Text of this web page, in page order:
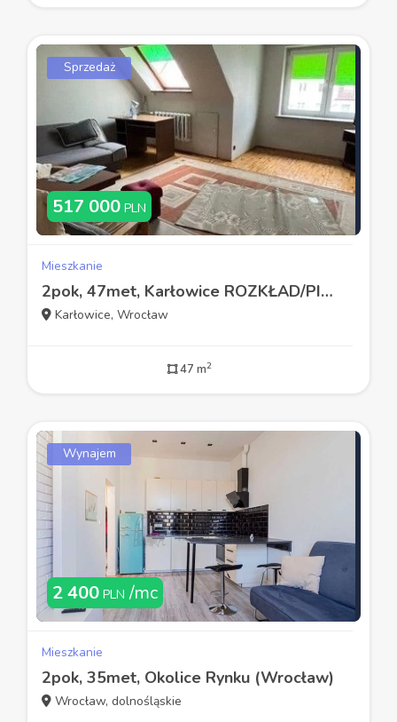
Sprzedaż
517 000 PLN
Mieszkanie
2pok, 47met, Karłowice ROZKŁAD/PIWNICA/WINDA (Wrocław)
Karłowice, Wrocław
47 m2
Wynajem
2 400 PLN /mc
Mieszkanie
2pok, 35met, Okolice Rynku (Wrocław)
Wrocław, dolnośląskie